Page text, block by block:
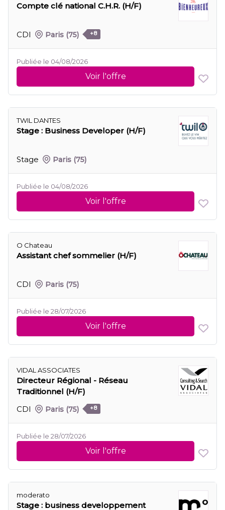
Compte clé national C.H.R. (H/F)
CDI Paris (75) +8
Publiée le 04/08/2026
Voir l'offre
TWIL DANTES
Stage : Business Developer (H/F)
Stage Paris (75)
Publiée le 04/08/2026
Voir l'offre
O Chateau
Assistant chef sommelier (H/F)
CDI Paris (75)
Publiée le 28/07/2026
Voir l'offre
VIDAL ASSOCIATES
Directeur Régional - Réseau
Traditionnel (H/F)
CDI
Paris (75) +8
Publiée le 28/07/2026
Voir l'offre
moderato
Stage : business developpement